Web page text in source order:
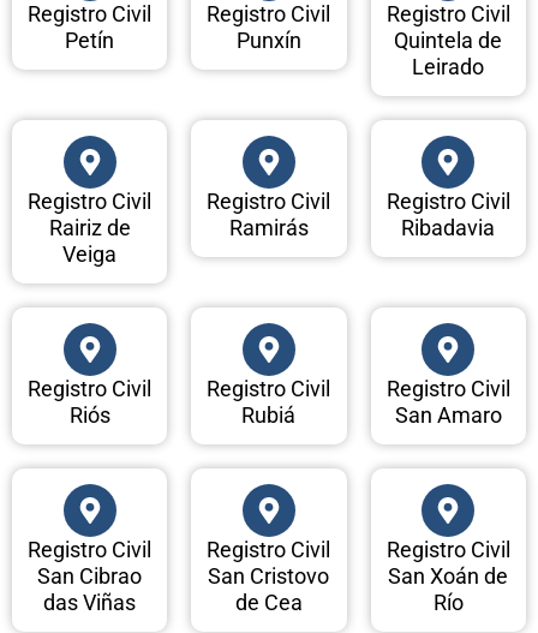
Registro Civil
Petín
Registro Civil
Punxín
Registro Civil
Quintela de
Leirado
Registro Civil
Rairiz de
Veiga
Registro Civil
Ramirás
Registro Civil
Ribadavia
Registro Civil
Riós
Registro Civil
Rubiá
Registro Civil
San Amaro
Registro Civil
San Cibrao
das Viñas
Registro Civil
San Cristovo
de Cea
Registro Civil
San Xoán de
Río